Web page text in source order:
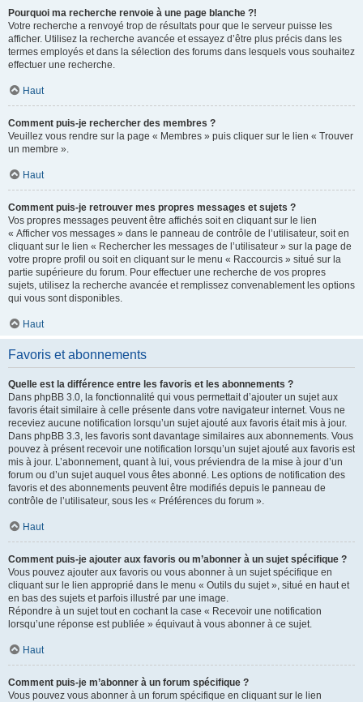
Pourquoi ma recherche renvoie à une page blanche ?!
Votre recherche a renvoyé trop de résultats pour que le serveur puisse les
afficher. Utilisez la recherche avancée et essayez d’être plus précis dans les
termes employés et dans la sélection des forums dans lesquels vous souhaitez
effectuer une recherche.
Haut
Comment puis-je rechercher des membres ?
Veuillez vous rendre sur la page « Membres » puis cliquer sur le lien « Trouver
un membre ».
Haut
Comment puis-je retrouver mes propres messages et sujets ?
Vos propres messages peuvent être affichés soit en cliquant sur le lien
« Afficher vos messages » dans le panneau de contrôle de l’utilisateur, soit en
cliquant sur le lien « Rechercher les messages de l’utilisateur » sur la page de
votre propre profil ou soit en cliquant sur le menu « Raccourcis » situé sur la
partie supérieure du forum. Pour effectuer une recherche de vos propres
sujets, utilisez la recherche avancée et remplissez convenablement les options
qui vous sont disponibles.
Haut
Favoris et abonnements
Quelle est la différence entre les favoris et les abonnements ?
Dans phpBB 3.0, la fonctionnalité qui vous permettait d’ajouter un sujet aux
favoris était similaire à celle présente dans votre navigateur internet. Vous ne
receviez aucune notification lorsqu’un sujet ajouté aux favoris était mis à jour.
Dans phpBB 3.3, les favoris sont davantage similaires aux abonnements. Vous
pouvez à présent recevoir une notification lorsqu’un sujet ajouté aux favoris est
mis à jour. L’abonnement, quant à lui, vous préviendra de la mise à jour d’un
forum ou d’un sujet auquel vous êtes abonné. Les options de notification des
favoris et des abonnements peuvent être modifiés depuis le panneau de
contrôle de l’utilisateur, sous les « Préférences du forum ».
Haut
Comment puis-je ajouter aux favoris ou m’abonner à un sujet spécifique ?
Vous pouvez ajouter aux favoris ou vous abonner à un sujet spécifique en
cliquant sur le lien approprié dans le menu « Outils du sujet », situé en haut et
en bas des sujets et parfois illustré par une image.
Répondre à un sujet tout en cochant la case « Recevoir une notification
lorsqu’une réponse est publiée » équivaut à vous abonner à ce sujet.
Haut
Comment puis-je m’abonner à un forum spécifique ?
Vous pouvez vous abonner à un forum spécifique en cliquant sur le lien